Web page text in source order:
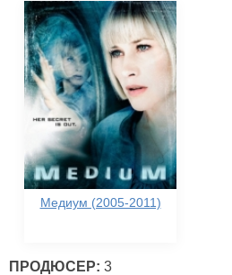
Медиум (2005-2011)
ПРОДЮСЕР: 3